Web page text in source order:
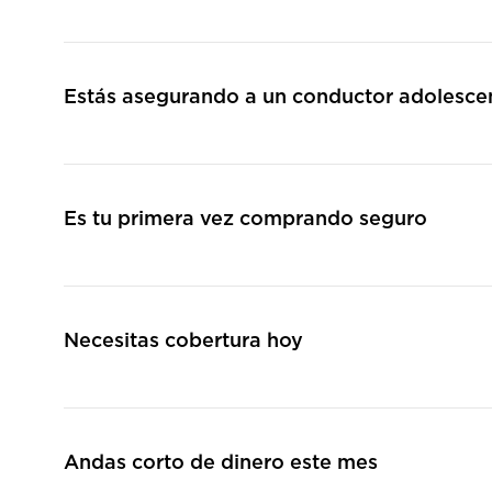
Estás asegurando a un conductor
Es tu primera vez comprando seguro
Necesitas cobertura hoy
Andas corto de dinero este mes